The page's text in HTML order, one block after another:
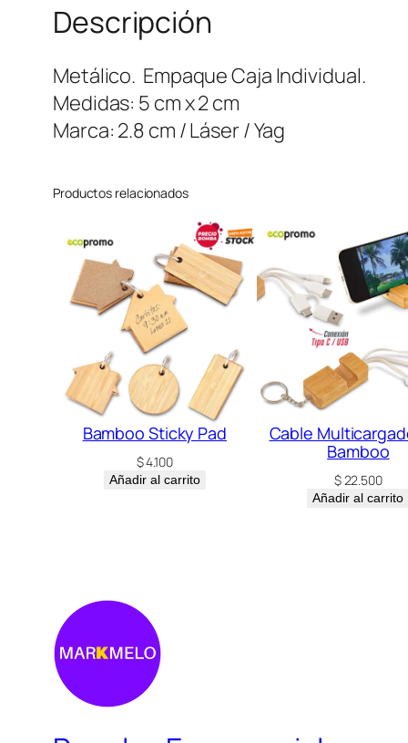
Descripción
Metálico. Empaque Caja Individual.
Medidas: 5 cm x 2 cm
Marca: 2.8 cm / Láser / Yag
Productos relacionados
Bamboo Sticky Pad
$4.100
Añadir al carrito
Cable
Bamboo
$22.500
Añadir al carrito